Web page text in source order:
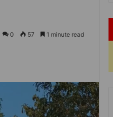
0
57 1 minute read